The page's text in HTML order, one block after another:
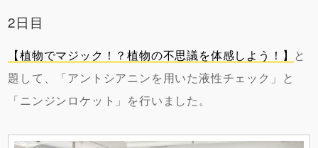
2日目
【植物でマジック！？植物の不思議を体感しよう！】 と
題して、「アントシアニンを用いた液性チェック」と
「ニンジンロケット」を行いました。